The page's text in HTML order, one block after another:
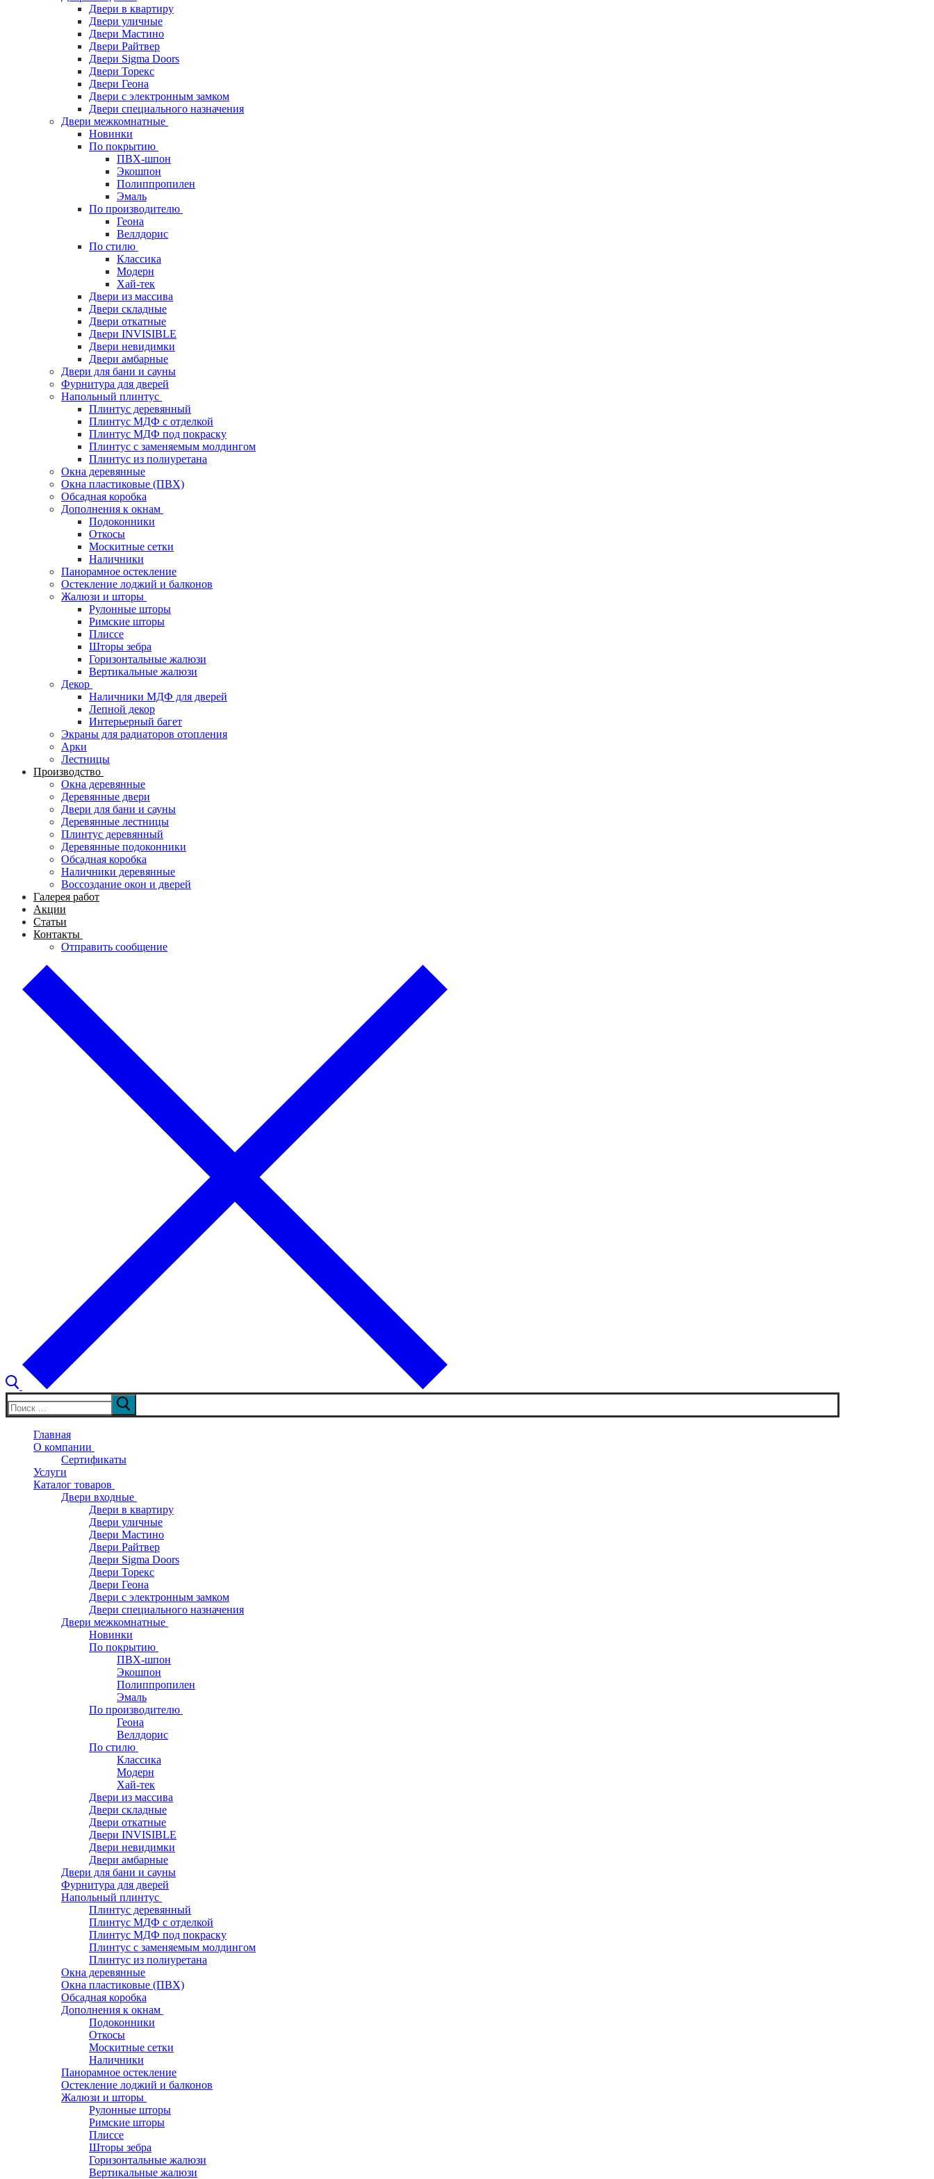
Двери в квартиру
Двери уличные
Двери Мастино
Двери Райтвер
Двери Sigma Doors
Двери Торекс
Двери Геона
Двери с электронным замком
Двери специального назначения
Двери межкомнатные
Новинки
По покрытию
ПВХ-шпон
Экошпон
Полиппропилен
Эмаль
По производителю
Геона
Веллдорис
По стилю
Классика
Модерн
Хай-тек
Двери из массива
Двери складные
Двери откатные
Двери INVISIBLE
Двери невидимки
Двери амбарные
Двери для бани и сауны
Фурнитура для дверей
Напольный плинтус
Плинтус деревянный
Плинтус МДФ с отделкой
Плинтус МДФ под покраску
Плинтус с заменяемым молдингом
Плинтус из полиуретана
Окна деревянные
Окна пластиковые (ПВХ)
Обсадная коробка
Дополнения к окнам
Подоконники
Откосы
Москитные сетки
Наличники
Панорамное остекление
Остекление лоджий и балконов
Жалюзи и шторы
Рулонные шторы
Римские шторы
Плиссе
Шторы зебра
Горизонтальные жалюзи
Вертикальные жалюзи
Декор
Наличники МДФ для дверей
Лепной декор
Интерьерный багет
Экраны для радиаторов отопления
Арки
Лестницы
Производство
Окна деревянные
Деревянные двери
Двери для бани и сауны
Деревянные лестницы
Плинтус деревянный
Деревянные подоконники
Обсадная коробка
Наличники деревянные
Воссоздание окон и дверей
Галерея работ
Акции
Статьи
Контакты
Отправить сообщение
Искать:
Главная
О компании
Сертификаты
Услуги
Каталог товаров
Двери входные
Двери в квартиру
Двери уличные
Двери Мастино
Двери Райтвер
Двери Sigma Doors
Двери Торекс
Двери Геона
Двери с электронным замком
Двери специального назначения
Двери межкомнатные
Новинки
По покрытию
ПВХ-шпон
Экошпон
Полиппропилен
Эмаль
По производителю
Геона
Веллдорис
По стилю
Классика
Модерн
Хай-тек
Двери из массива
Двери складные
Двери откатные
Двери INVISIBLE
Двери невидимки
Двери амбарные
Двери для бани и сауны
Фурнитура для дверей
Напольный плинтус
Плинтус деревянный
Плинтус МДФ с отделкой
Плинтус МДФ под покраску
Плинтус с заменяемым молдингом
Плинтус из полиуретана
Окна деревянные
Окна пластиковые (ПВХ)
Обсадная коробка
Дополнения к окнам
Подоконники
Откосы
Москитные сетки
Наличники
Панорамное остекление
Остекление лоджий и балконов
Жалюзи и шторы
Рулонные шторы
Римские шторы
Плиссе
Шторы зебра
Горизонтальные жалюзи
Вертикальные жалюзи